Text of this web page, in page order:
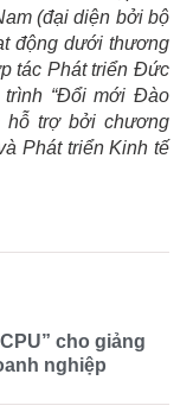
(đại diện bởi bộ
động dưới thương
tác Phát triển Đức
trình “Đổi mới Đào
hỗ trợ bởi chương
Phát triển Kinh tế
cho giảng
nghiệp